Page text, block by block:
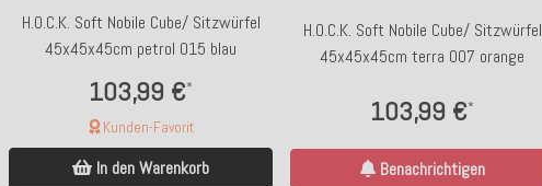
H.O.C.K. Soft Nobile Cube/ Sitzwürfel
45x45x45cm petrol 015 blau
103,99 €*
Kunden-Favorit
In den Warenkorb
H.O.C.K. Soft Nobile Cube/ Sitzwürfel
45x45x45cm terra 007 orange
103,99 €*
Benachrichtigen